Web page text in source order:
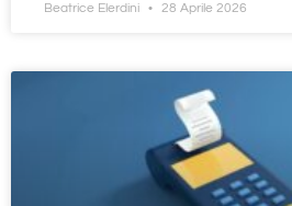
Beatrice Elerdini 28 Aprile 2026